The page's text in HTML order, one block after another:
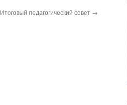
Итоговый педагогический совет →